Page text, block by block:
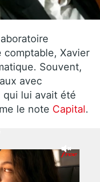
comptable, Xavier
Souvent,
avec
qui lui avait été
le note Capital.